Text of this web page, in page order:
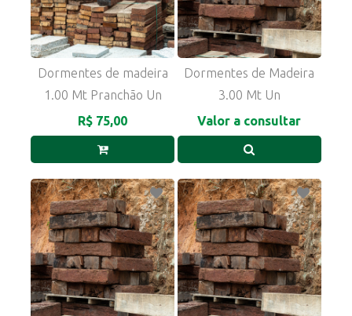
Dormentes de madeira
1.00 Mt Pranchão Un
R$ 75,00
Dormentes de Madeira
3.00 Mt Un
Valor a consultar